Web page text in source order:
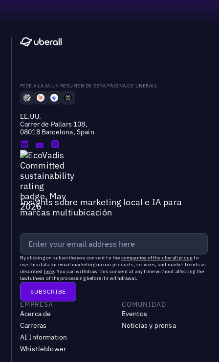
PÍDE A LA IA UN RESUMEN DE ESTA PÁGINA DE UBERALL
EE.UU.
Carrer de Pallars 108,
08018 Barcelona, Spain
Insights sobre marketing local e IA para
marcas multiubicación
By clicking on subscribe you consent to the companies of the uberall groupto
use this data for email marketing on our products, services, and market trends as
described here. You can withdraw this consent at any time without affecting the
lawfulness of the processing before its withdrawal.
EMPRESA
Acerca de
Carreras
AI Information
Whistleblower
COMUNIDAD
Eventos
Noticias y prensa